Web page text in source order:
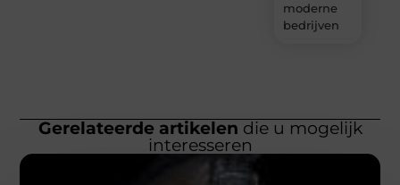
moderne
bedrijven
Gerelateerde artikelen die u mogelijk
interesseren